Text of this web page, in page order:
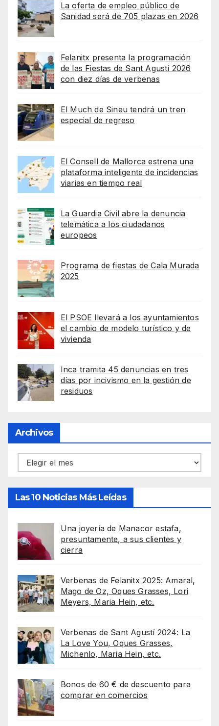
La oferta de empleo público de
Sanidad será de 705 plazas en 2026
Felanitx presenta la programación
de las Fiestas de Sant Agustí 2026
con diez días de verbenas
El Much de Sineu tendrá un tren
especial de regreso
El Consell de Mallorca estrena una
plataforma inteligente de incidencias
viarias en tiempo real
La Guardia Civil abre la denuncia
telemática a los ciudadanos
europeos
Programa de fiestas de Cala Murada
2025
El PSOE llevará a los ayuntamientos
el cambio de modelo turístico y de
vivienda
Inca tramita 45 denuncias en tres
días por incivismo en la gestión de
residuos
Archivos
Archivos
Las 10 Noticias Más Leídas
Una joyería de Manacor estafa,
presuntamente, a sus clientes y
cierra
Verbenas de Felanitx 2025: Amaral,
Mago de Oz, Oques Grasses, Lori
Meyers, Maria Hein, etc.
Verbenas de Sant Agustí 2024: La
La Love You, Oques Grasses,
Michenlo, Maria Hein, etc.
Bonos de 60 € de descuento para
comprar en comercios